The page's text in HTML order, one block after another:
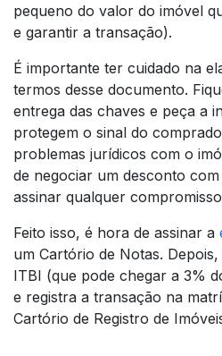
pequeno do valor do imóvel
e garantir a transação).
É importante ter cuidado na
termos desse documento.
entrega das chaves e peça a
protegem o sinal do
problemas jurídicos com o
de negociar um desconto
assinar qualquer
Feito isso, é hora de assinar a
um Cartório de Notas.
ITBI (que pode chegar a 3%
e registra a transação na
Cartório de Registro de